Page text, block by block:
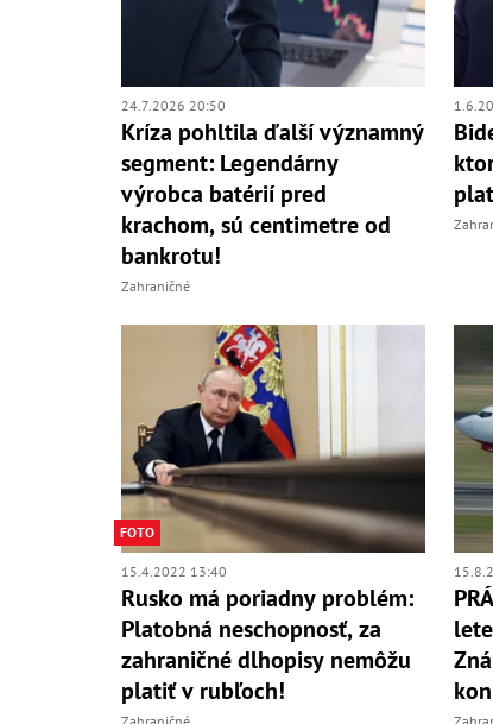
24.7.2026 20:50
Kríza pohltila ďalší významný
segment: Legendárny
výrobca batérií pred
krachom, sú centimetre od
bankrotu!
Zahraničné
FOTO
15.4.2022 13:40
Rusko má poriadny problém:
Platobná neschopnosť, za
zahraničné dlhopisy nemôžu
platiť v rubľoch!